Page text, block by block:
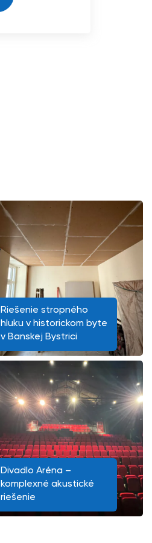
Riešenie stropného
hluku v historickom byte
v Banskej Bystrici
Divadlo Aréna –
komplexné akustické
riešenie